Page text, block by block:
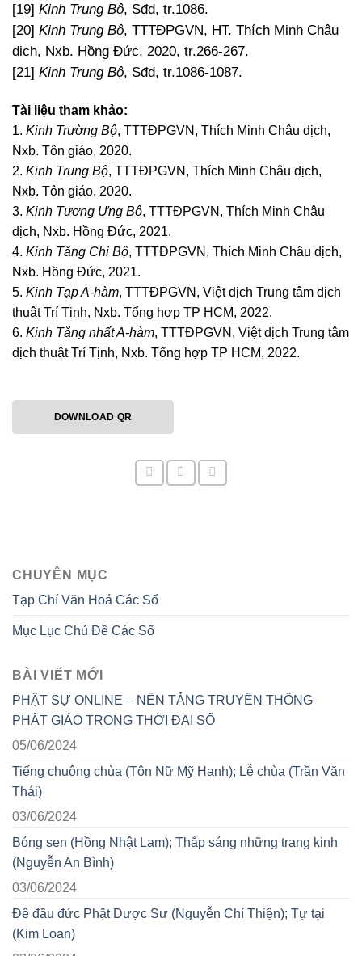
[19] Kinh Trung Bộ, Sđd, tr.1086.
[20] Kinh Trung Bộ, TTTĐPGVN, HT. Thích Minh Châu
dịch, Nxb. Hồng Đức, 2020, tr.266-267.
[21] Kinh Trung Bộ, Sđd, tr.1086-1087.
Tài liệu tham khảo:
1. Kinh Trường Bộ, TTTĐPGVN, Thích Minh Châu dịch,
Nxb. Tôn giáo, 2020.
2. Kinh Trung Bộ, TTTĐPGVN, Thích Minh Châu dịch,
Nxb. Tôn giáo, 2020.
3. Kinh Tương Ưng Bộ, TTTĐPGVN, Thích Minh Châu
dịch, Nxb. Hồng Đức, 2021.
4. Kinh Tăng Chi Bộ, TTTĐPGVN, Thích Minh Châu dịch,
Nxb. Hồng Đức, 2021.
5. Kinh Tạp A-hàm, TTTĐPGVN, Việt dịch Trung tâm dịch
thuật Trí Tịnh, Nxb. Tổng hợp TP HCM, 2022.
6. Kinh Tăng nhất A-hàm, TTTĐPGVN, Việt dịch Trung tâm
dịch thuật Trí Tịnh, Nxb. Tổng hợp TP HCM, 2022.
DOWNLOAD QR
CHUYÊN MỤC
Tạp Chí Văn Hoá Các Số
Mục Lục Chủ Đề Các Số
BÀI VIẾT MỚI
PHẬT SỰ ONLINE – NỀN TẢNG TRUYỀN THÔNG
PHẬT GIÁO TRONG THỜI ĐẠI SỐ
05/06/2024
Tiếng chuông chùa (Tôn Nữ Mỹ Hạnh); Lễ chùa (Trần Văn
Thái)
03/06/2024
Bóng sen (Hồng Nhật Lam); Thắp sáng những trang kinh
(Nguyễn An Bình)
03/06/2024
Đê đầu đức Phật Dược Sư (Nguyễn Chí Thiện); Tự tại
(Kim Loan)